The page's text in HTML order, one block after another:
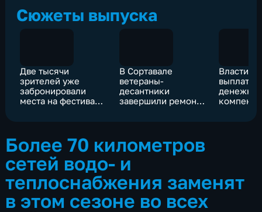
Сюжеты выпуска
Две тысячи
зрителей уже
забронировали
места на фестивале
В Сортавале
ветераны-
десантники
завершили ремонт
Власти
выплатят
Более 70 километров
сетей водо- и
теплоснабжения заменят
в этом сезоне во всех